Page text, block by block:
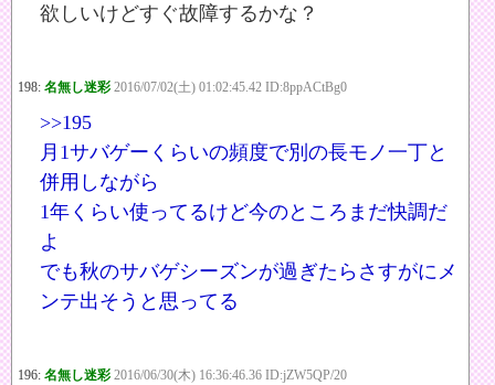
欲しいけどすぐ故障するかな？
198: 名無し迷彩 2016/07/02(土) 01:02:45.42 ID:8ppACtBg0
>>195
月1サバゲーくらいの頻度で別の長モノ一丁と
併用しながら
1年くらい使ってるけど今のところまだ快調だ
よ
でも秋のサバゲシーズンが過ぎたらさすがにメ
ンテ出そうと思ってる
196: 名無し迷彩 2016/06/30(木) 16:36:46.36 ID:jZW5QP/20